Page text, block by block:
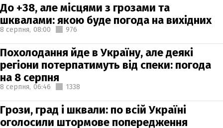
До +38, але місцями з грозами та
шквалами: якою буде погода на вихідних
8 серпня, 08:00 976
Похолодання йде в Україну, але деякі
регіони потерпатимуть від спеки: погода
на 8 серпня
8 серпня, 06:46 1338
Грози, град і шквали: по всій Україні
оголосили штормове попередження